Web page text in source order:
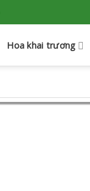
Hoa khai trương